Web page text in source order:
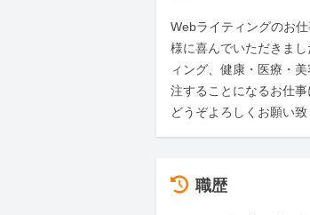
Webライティングのお
様に喜んでいただきま
ィング、健康・医療・
注することになるお仕
どうぞよろしくお願い致
職歴